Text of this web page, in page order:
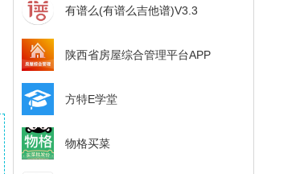
有谱么(有谱么吉他谱)V3.3
陕西省房屋综合管理平台APP
方特E学堂
物格买菜